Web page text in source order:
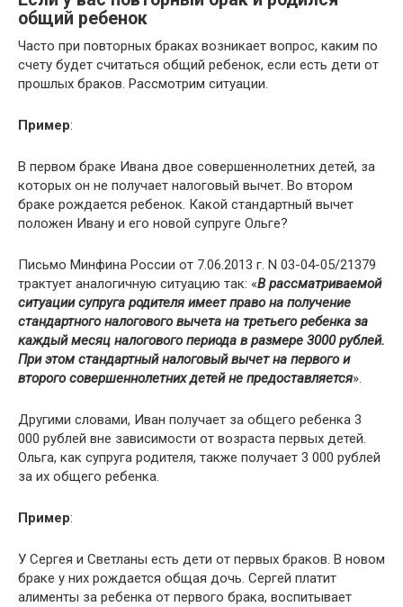
общий ребенок
Часто при повторных браках возникает вопрос, каким по
счету будет считаться общий ребенок, если есть дети от
прошлых браков. Рассмотрим ситуации.
Пример:
В первом браке Ивана двое совершеннолетних детей, за
которых он не получает налоговый вычет. Во втором
браке рождается ребенок. Какой стандартный вычет
положен Ивану и его новой супруге Ольге?
Письмо Минфина России от 7.06.2013 г. N 03-04-05/21379
трактует аналогичную ситуацию так: «В рассматриваемой
ситуации супруга родителя имеет право на получение
стандартного налогового вычета на третьего ребенка за
каждый месяц налогового периода в размере 3000 рублей.
При этом стандартный налоговый вычет на первого и
второго совершеннолетних детей не предоставляется».
Другими словами, Иван получает за общего ребенка 3
000 рублей вне зависимости от возраста первых детей.
Ольга, как супруга родителя, также получает 3 000 рублей
за их общего ребенка.
Пример:
У Сергея и Светланы есть дети от первых браков. В новом
браке у них рождается общая дочь. Сергей платит
алименты за ребенка от первого брака, воспитывает